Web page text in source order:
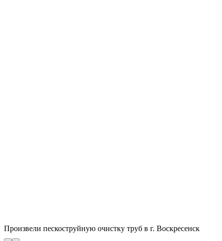
Произвели пескоструйную очистку труб в г. Воскресенск